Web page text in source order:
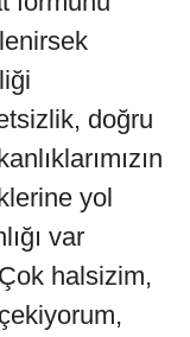
doğru
yol
var
halsizim,